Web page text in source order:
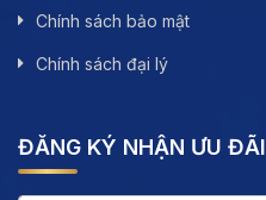
Chính sách bảo mật
Chính sách đại lý
ĐĂNG KÝ NHẬN ƯU ĐÃI